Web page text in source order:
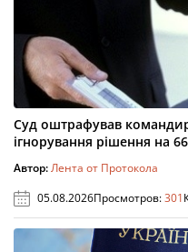
Суд оштрафував
ігнорування рішення на
Автор:Лента от Протокола
05.08.2026Просмотров:301